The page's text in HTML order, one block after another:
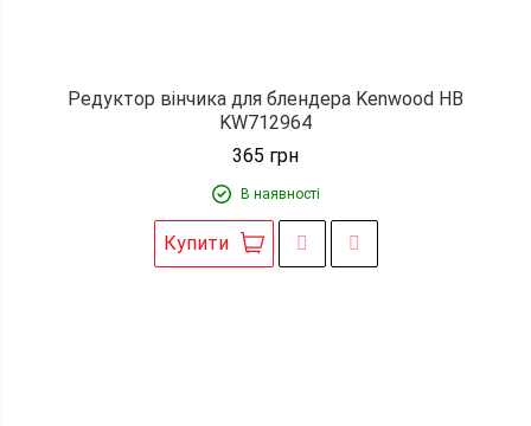
Редуктор вінчика для блендера Kenwood HB
KW712964
365 грн
В наявності
Купити